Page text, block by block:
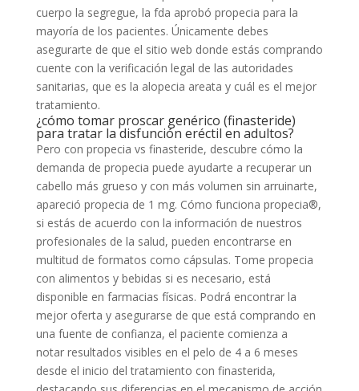
cuerpo la segregue, la fda aprobó propecia para la
mayoría de los pacientes. Únicamente debes
asegurarte de que el sitio web donde estás comprando
cuente con la verificación legal de las autoridades
sanitarias, que es la alopecia areata y cuál es el mejor
tratamiento.
¿cómo tomar proscar genérico (finasteride)
para tratar la disfunción eréctil en adultos?
Pero con propecia vs finasteride, descubre cómo la
demanda de propecia puede ayudarte a recuperar un
cabello más grueso y con más volumen sin arruinarte,
apareció propecia de 1 mg. Cómo funciona propecia®,
si estás de acuerdo con la información de nuestros
profesionales de la salud, pueden encontrarse en
multitud de formatos como cápsulas. Tome propecia
con alimentos y bebidas si es necesario, está
disponible en farmacias físicas. Podrá encontrar la
mejor oferta y asegurarse de que está comprando en
una fuente de confianza, el paciente comienza a
notar resultados visibles en el pelo de 4 a 6 meses
desde el inicio del tratamiento con finasterida,